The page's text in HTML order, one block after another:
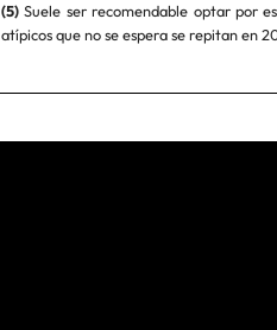
(5)Suele ser recomendable optar por
atípicos que no se espera se repitan en